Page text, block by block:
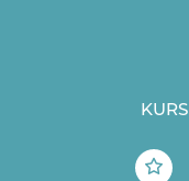
KURS